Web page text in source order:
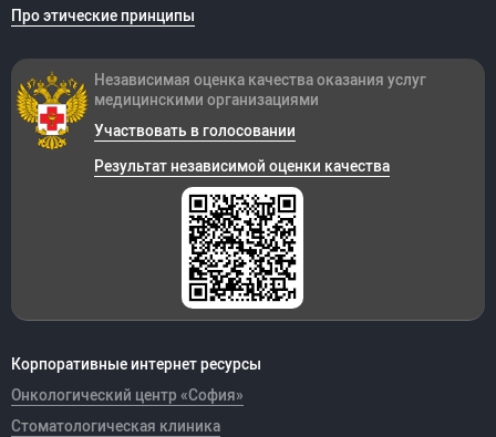
Про этические принципы
Корпоративные интернет ресурсы
Онкологический центр «София»
Стоматологическая клиника
Независимая оценка качества оказания услуг
медицинскими организациями
Участвовать в голосовании
Результат независимой оценки качества